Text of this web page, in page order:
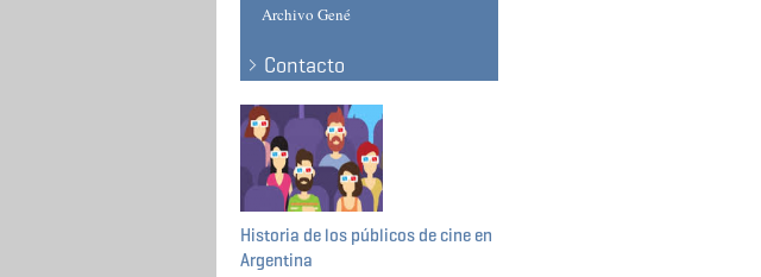
Archivo Gené
Contacto
Historia de los públicos de cine en
Argentina